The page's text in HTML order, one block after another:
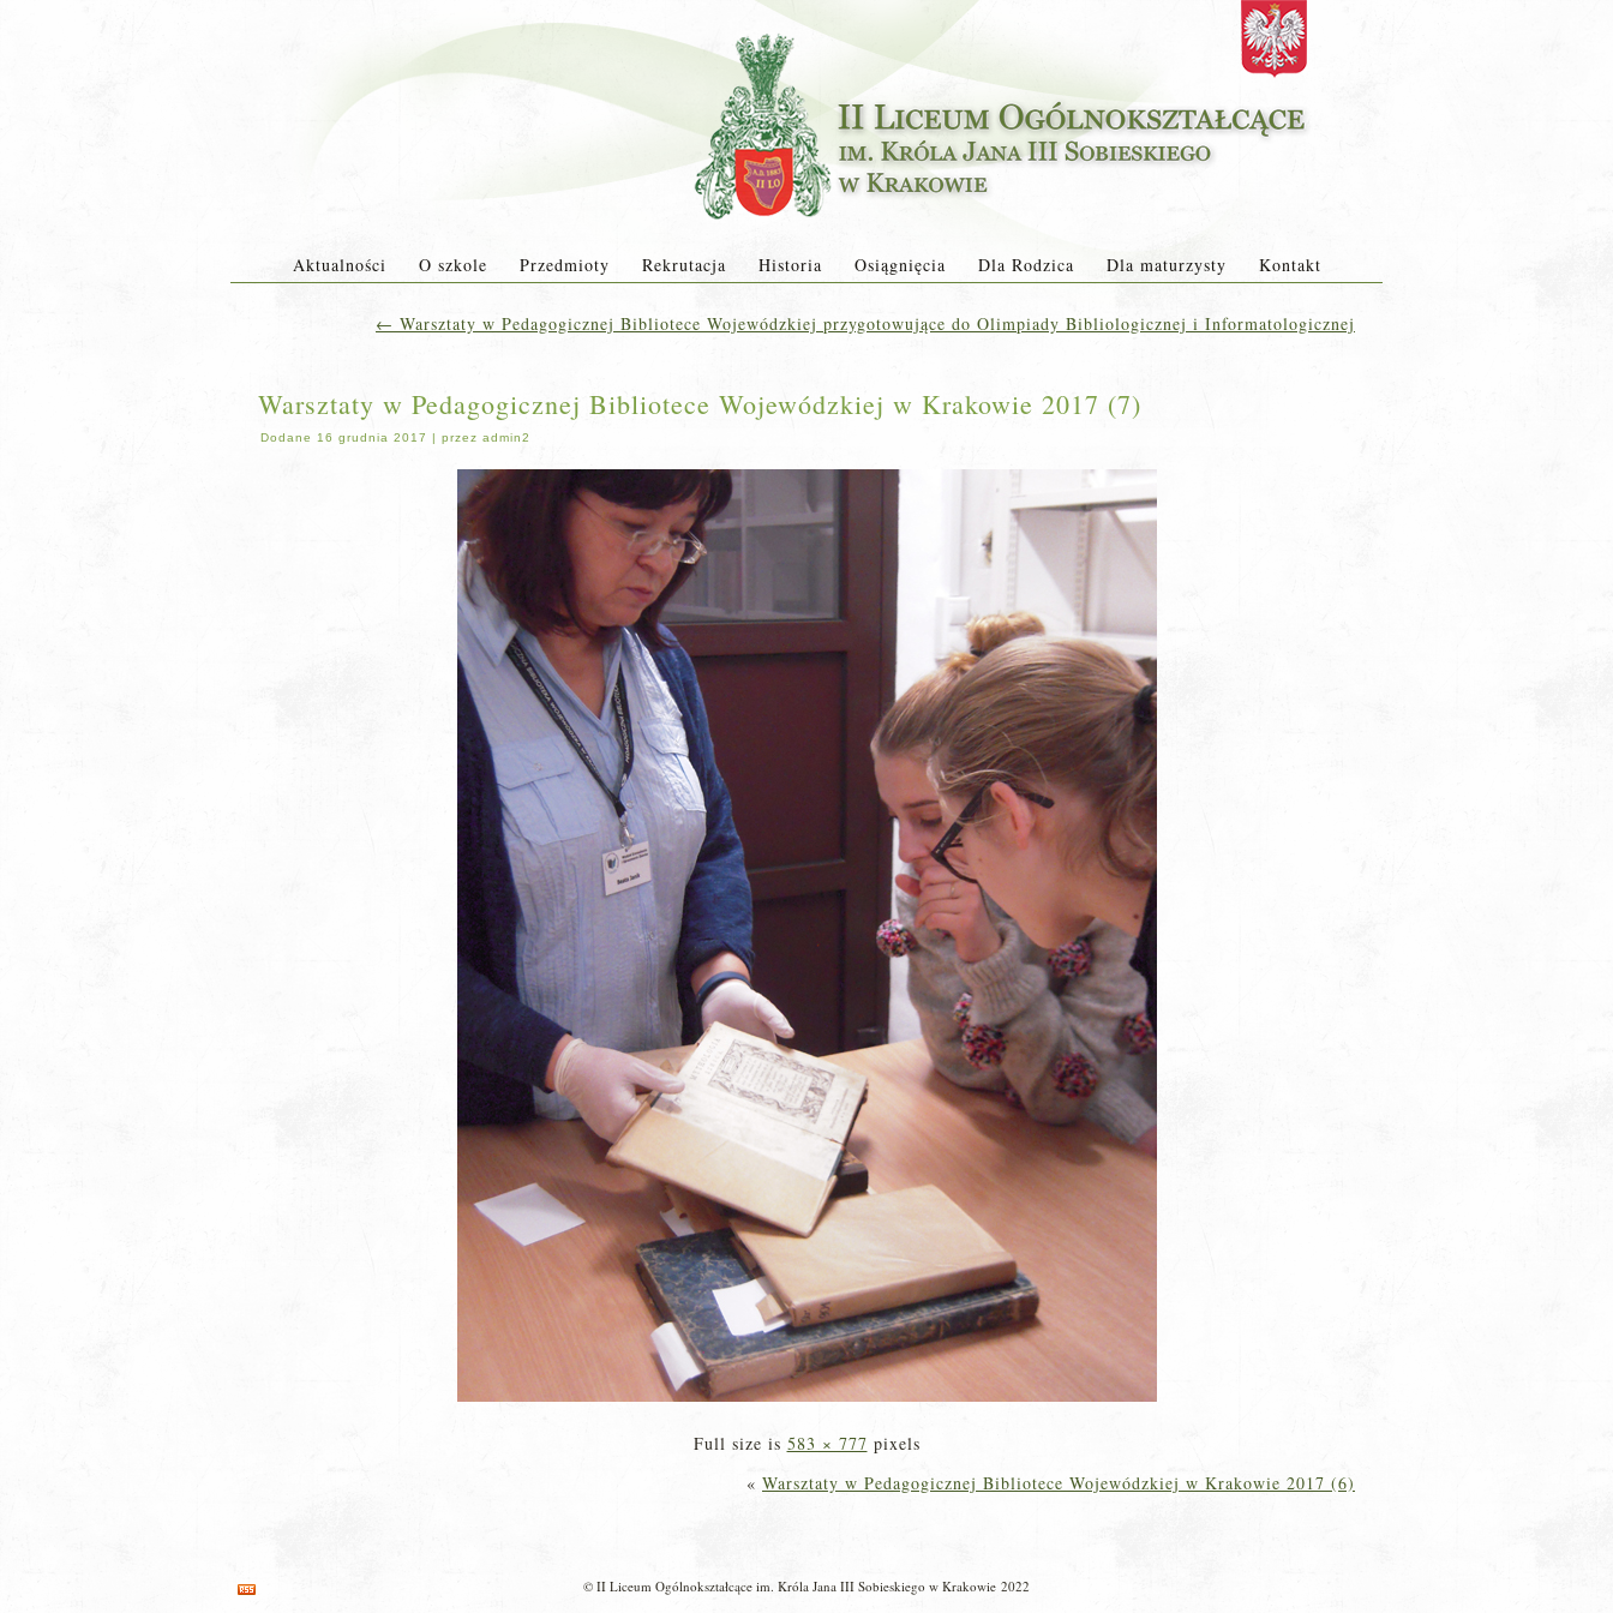
Aktualności O szkole Przedmioty Rekrutacja Historia Osiągnięcia Dla Rodzica Dla maturzysty Kontakt
← Warsztaty w Pedagogicznej Bibliotece Wojewódzkiej przygotowujące do Olimpiady Bibliologicznej i Informatologicznej
Warsztaty w Pedagogicznej Bibliotece Wojewódzkiej w Krakowie 2017 (7)
Dodane 16 grudnia 2017 | przez admin2
Full size is 583 × 777 pixels
« Warsztaty w Pedagogicznej Bibliotece Wojewódzkiej w Krakowie 2017 (6)
© II Liceum Ogólnokształcące im. Króla Jana III Sobieskiego w Krakowie 2022